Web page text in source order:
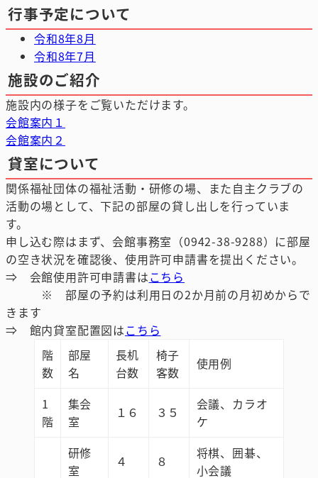
行事予定について
令和8年8月
令和8年7月
施設のご紹介
施設内の様子をご覧いただけます。
会館案内１
会館案内２
貸室について
関係福祉団体の福祉活動・研修の場、また自主クラブの
活動の場として、下記の部屋の貸し出しを行っていま
す。
申し込む際はまず、会館事務室（0942-38-9288）に部屋
の空き状況を確認後、使用許可申請書を提出ください。
⇒ 会館使用許可申請書はこちら
※ 部屋の予約は利用日の2か月前の月初めからで
きます
⇒ 館内貸室配置図はこちら
階
数
部屋
名
長机
台数
椅子
客数
使用例
1
階
集会
室
１６ ３５
会議、カラオ
ケ
研修
室
４ ８
将棋、囲碁、
小会議